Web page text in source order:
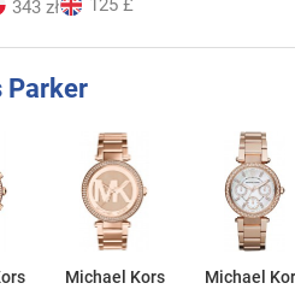
343 zł 125 £
Parker
Michael Kors
Michael